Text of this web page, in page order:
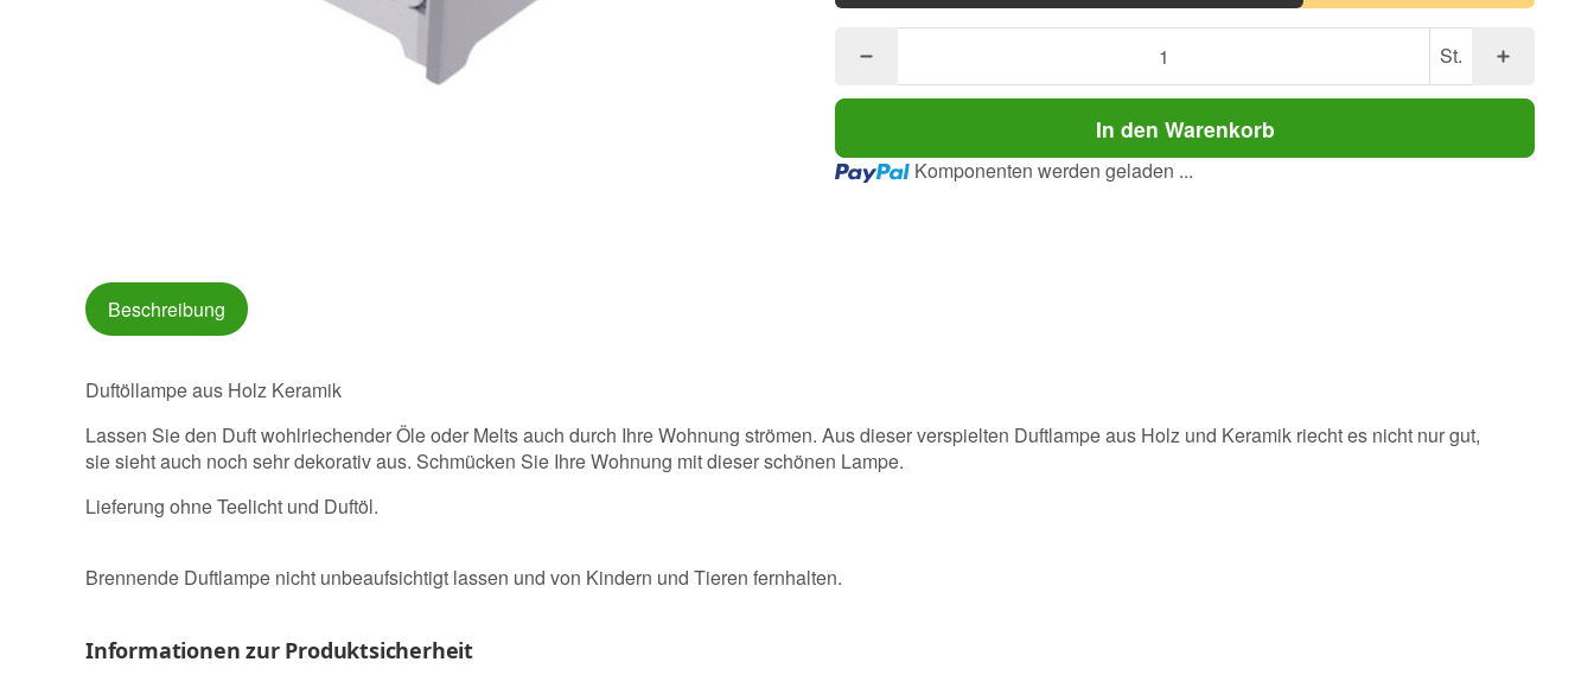
St.
In den Warenkorb
Loading...Komponenten werden geladen ...
Beschreibung
Duftöllampe aus Holz Keramik
Lassen Sie den Duft wohlriechender Öle oder Melts auch durch Ihre Wohnung strömen. Aus dieser verspielten Duftlampe aus Holz und Keramik riecht es nicht nur gut,
sie sieht auch noch sehr dekorativ aus. Schmücken Sie Ihre Wohnung mit dieser schönen Lampe.
Lieferung ohne Teelicht und Duftöl.
Brennende Duftlampe nicht unbeaufsichtigt lassen und von Kindern und Tieren fernhalten.
Informationen zur Produktsicherheit